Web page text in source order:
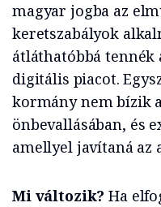
magyar jogba az
keretszabályok
átláthatóbbá tennék
digitális piacot.
kormány nem bízik
önbevallásában, és
amellyel javítaná az
Mi változik? Ha